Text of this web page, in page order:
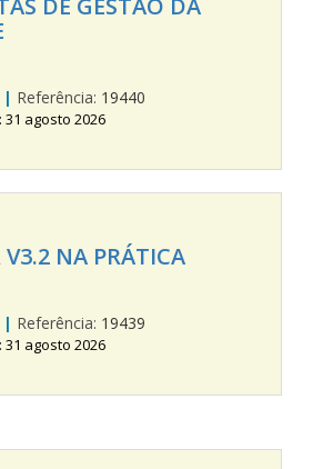
DE GESTÃO DA
| Referência: 19440
agosto 2026
V3.2 NA PRÁTICA
| Referência: 19439
agosto 2026